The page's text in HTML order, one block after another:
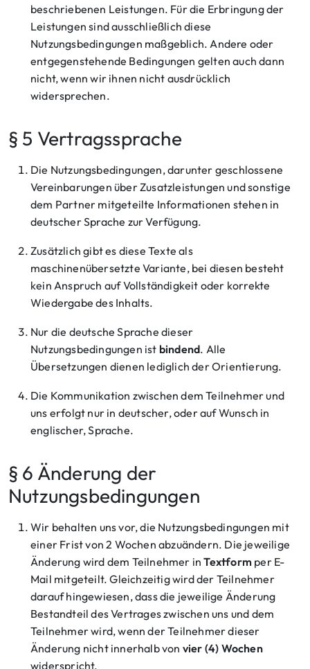
beschriebenen Leistungen. Für die Erbringung der
Leistungen sind ausschließlich diese
Nutzungsbedingungen maßgeblich. Andere oder
entgegenstehende Bedingungen gelten auch dann
nicht, wenn wir ihnen nicht ausdrücklich
widersprechen.
§ 5 Vertragssprache
Die Nutzungsbedingungen, darunter geschlossene
Vereinbarungen über Zusatzleistungen und sonstige
dem Partner mitgeteilte Informationen stehen in
deutscher Sprache zur Verfügung.
Zusätzlich gibt es diese Texte als
maschinenübersetzte Variante, bei diesen besteht
kein Anspruch auf Vollständigkeit oder korrekte
Wiedergabe des Inhalts.
Nur die deutsche Sprache dieser
Nutzungsbedingungen ist bindend. Alle
Übersetzungen dienen lediglich der Orientierung.
Die Kommunikation zwischen dem Teilnehmer und
uns erfolgt nur in deutscher, oder auf Wunsch in
englischer, Sprache.
§ 6 Änderung der
Nutzungsbedingungen
Wir behalten uns vor, die Nutzungsbedingungen mit
einer Frist von 2 Wochen abzuändern. Die jeweilige
Änderung wird dem Teilnehmer inTextform per E-
Mail mitgeteilt. Gleichzeitig wird der Teilnehmer
darauf hingewiesen, dass die jeweilige Änderung
Bestandteil des Vertrages zwischen uns und dem
Teilnehmer wird, wenn der Teilnehmer dieser
Änderung nicht innerhalb von vier (4) Wochen
widerspricht.